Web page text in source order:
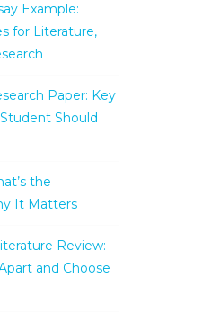
Example:
for Literature,
Paper: Key
Should
the
It Matters
Review:
and Choose